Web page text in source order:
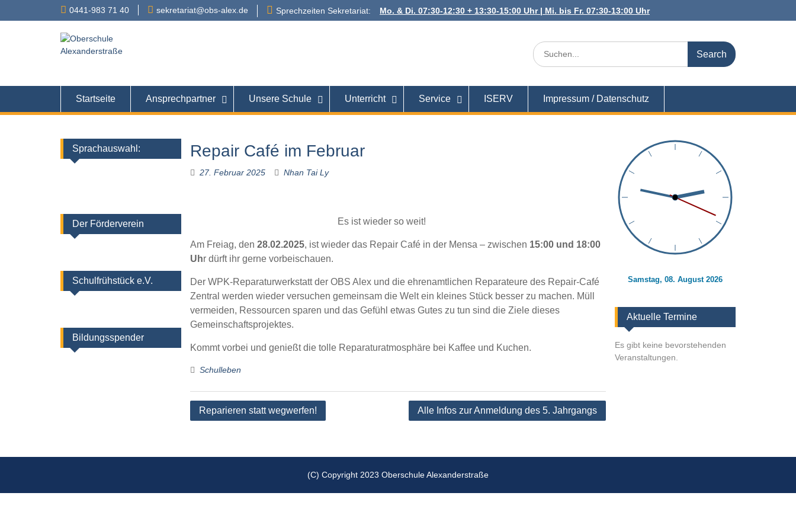
0441-983 71 40 sekretariat@obs-alex.de Sprechzeiten Sekretariat: Mo. & Di. 07:30-12:30 + 13:30-15:00 Uhr | Mi. bis Fr. 07:30-13:00 Uhr
Search
for:
Startseite Ansprechpartner Unsere Schule Unterricht Service ISERV Impressum / Datenschutz
Repair Café im Februar
27. Februar 2025 Nhan Tai Ly
Es ist wieder so weit!
Am Freiag, den 28.02.2025, ist wieder das Repair Café in der Mensa – zwischen 15:00 und 18:00
Uhr dürft ihr gerne vorbeischauen.
Der WPK-Reparaturwerkstatt der OBS Alex und die ehrenamtlichen Reparateure des Repair-Café
Zentral werden wieder versuchen gemeinsam die Welt ein kleines Stück besser zu machen. Müll
vermeiden, Ressourcen sparen und das Gefühl etwas Gutes zu tun sind die Ziele dieses
Gemeinschaftsprojektes.
Kommt vorbei und genießt die tolle Reparaturatmosphäre bei Kaffee und Kuchen.
Schulleben
Beitragsnavigation
Reparieren statt wegwerfen! Alle Infos zur Anmeldung des 5. Jahrgangs
Samstag, 08. August 2026
Aktuelle Termine
Es gibt keine bevorstehenden
Veranstaltungen.
Sprachauswahl:
Der Förderverein
Schulfrühstück e.V.
Bildungsspender
(C) Copyright 2023 Oberschule Alexanderstraße